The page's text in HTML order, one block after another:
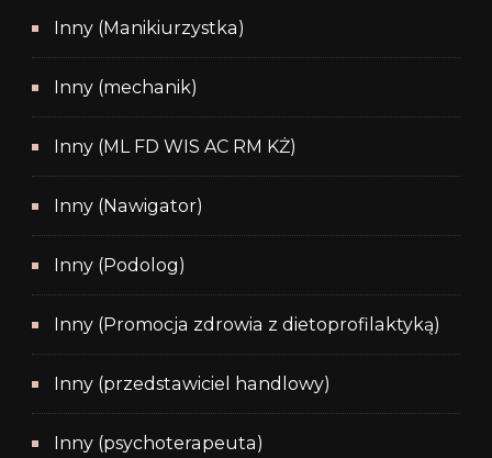
Inny (Manikiurzystka)
Inny (mechanik)
Inny (ML FD WIS AC RM KŻ)
Inny (Nawigator)
Inny (Podolog)
Inny (Promocja zdrowia z dietoprofilaktyką)
Inny (przedstawiciel handlowy)
Inny (psychoterapeuta)